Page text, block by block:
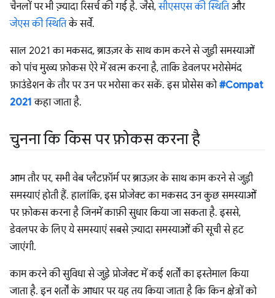
चैनलों पर भी ज़्यादा रिसर्च की गई है. जैसे,सीएसएस की स्थितिऔर
जेएस की स्थितिके सर्वे.
साल 2021 का मकसद, ब्राउज़र के साथ काम करने से जुड़ी समस्याओं
को पांच मुख्य फ़ोकस ऐरे में खत्म करना है, ताकि डेवलपर भरोसेमंद
फ़ाउंडेशन के तौर पर उन पर भरोसा कर सकें. इस प्रोसेस को#Compat
2021 कहा जाता है.
चुनना कि किस पर फ़ोकस करना है
आम तौर पर, सभी वेब प्लैटफ़ॉर्म पर ब्राउज़र के साथ काम करने से जुड़ी
समस्याएं होती हैं. हालांकि, इस प्रोजेक्ट का मकसद उन कुछ समस्याओं
पर फ़ोकस करना है जिनमें काफ़ी सुधार किया जा सकता है. इससे,
डेवलपर के लिए ये समस्याएं सबसे ज़्यादा समस्याओं की सूची से हट
जाएंगी.
काम करने की सुविधा से जुड़े प्रोजेक्ट में कई शर्तों का इस्तेमाल किया
जाता है. इन शर्तों के आधार पर यह तय किया जाता है कि किन क्षेत्रों को